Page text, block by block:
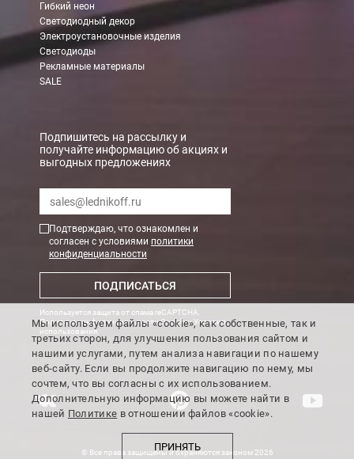
Гибкий неон
Светодиодный декор
Электроустановочные изделия
Светодиоды
Рекламные материалы
SALE
Подпишитесь на рассылку и
получайте информацию об акциях и
выгодных предложениях
Подтверждаю, что ознакомлен и
согласен с условиями политики
конфиденциальности
ПОДПИСАТЬСЯ
Используется защита от спама reCAPTCHA,
Политика конфиденциальности GoogleиУсловия
использования.
© Все права защищены и охраняются законом 2026
Мы используем файлы «cookie», как собственные, так и
третьих сторон, для улучшения пользования сайтом и
нашими услугами, путем анализа навигации по нашему
веб-сайту. Если вы продолжите навигацию по нему, мы
сочтем, что вы согласны с их использованием.
Дополнительную информацию вы можете найти в
нашей Политике в отношении файлов «cookie».
ПРИНЯТЬ